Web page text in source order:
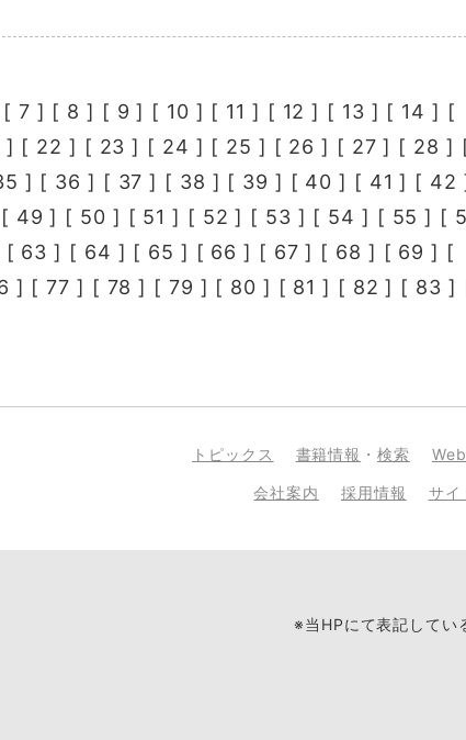
7 ] [ 8 ] [ 9 ] [ 10 ] [ 11 ] [ 12 ] [ 13 ] [ 14 ] [
] [ 22 ] [ 23 ] [ 24 ] [ 25 ] [ 26 ] [ 27 ] [ 28 ]
] [ 36 ] [ 37 ] [ 38 ] [ 39 ] [ 40 ] [ 41 ] [ 42
49 ] [ 50 ] [ 51 ] [ 52 ] [ 53 ] [ 54 ] [ 55 ] [
[ 63 ] [ 64 ] [ 65 ] [ 66 ] [ 67 ] [ 68 ] [ 69 ] [
] [77 ] [ 78 ] [ 79 ] [ 80 ] [ 81 ] [ 82 ] [ 83 ]
トピックス 書籍情報 ・検索
会社案内 採用情報 サイ
※当HPにて表記してい